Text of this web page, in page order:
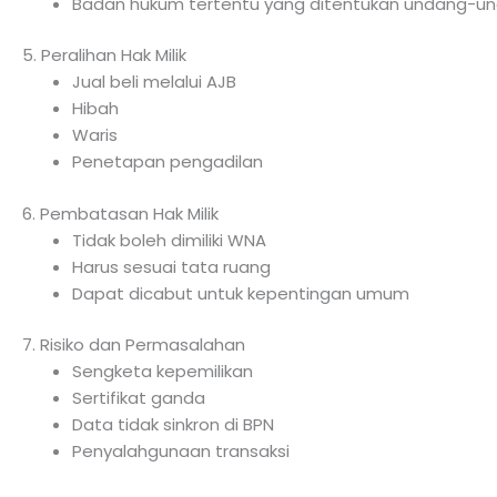
5. Peralihan Hak Milik
Jual beli melalui AJB
Hibah
Waris
Penetapan pengadilan
6. Pembatasan Hak Milik
Tidak boleh dimiliki WNA
Harus sesuai tata ruang
Dapat dicabut untuk kepentingan umum
7. Risiko dan Permasalahan
Sengketa kepemilikan
Sertifikat ganda
Data tidak sinkron di BPN
Penyalahgunaan transaksi